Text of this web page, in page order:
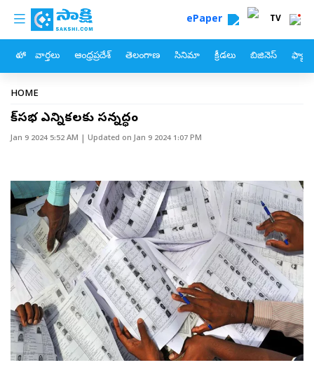
Skip to main content
custom menu ePaper TV
హోం వార్తలు ఆంధ్రప్రదేశ్ తెలంగాణ సినిమా క్రీడలు బిజినెస్
Breadcrumb
HOME
లోక్‌సభ ఎన్నికలకు సన్నద్ధం
Jan 9 2024 5:52 AM | Updated onJan 9 2024 1:07 PM